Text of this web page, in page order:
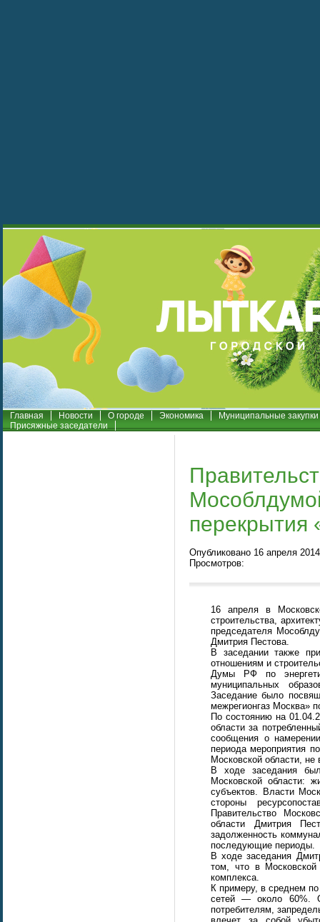
Главная Новости О городе Экономика
Муниципальные закупки
Присяжные заседатели
перекрытия
Опубликовано 16 апреля
Просмотров:
16 апреля в
строительства,
председателя
Дмитрия Пестова.
В заседании также
отношениям и
Думы РФ по
муниципальных
Заседание было
межрегионгаз Москва»
По состоянию на
области за
сообщения о
периода мероприятия
Московской области,
В ходе заседания
Московской области:
субъектов. Власти
стороны
Правительство
области Дмитрия
задолженность
последующие периоды.
В ходе заседания
том, что в Московской
комплекса.
К примеру, в среднем
сетей — около 60%.
потребителям,